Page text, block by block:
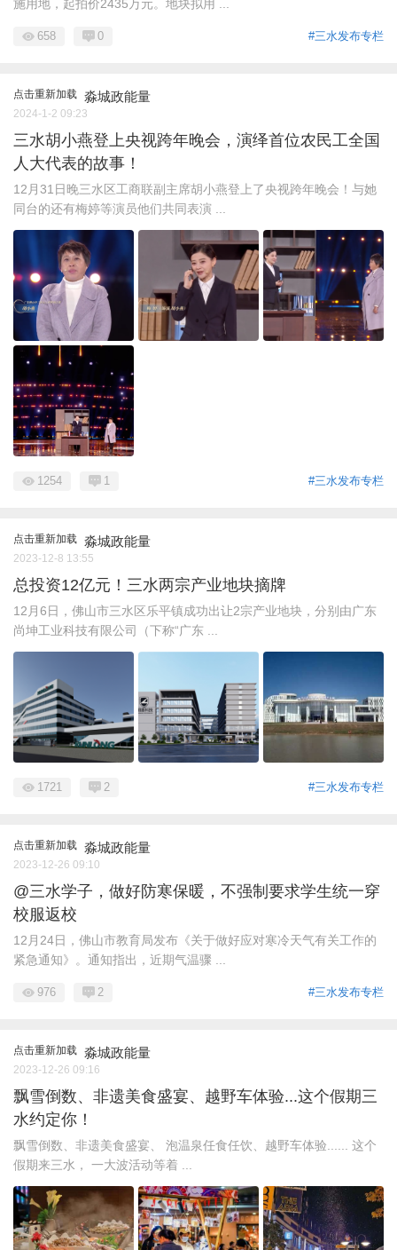
施用地，起拍价2435万元。地块拟用 ...
#三水发布专栏
658 0
点击重新加载 淼城政能量
2024-1-2 09:23
三水胡小燕登上央视跨年晚会，演绎首位农民工全国
人大代表的故事！
12月31日晚三水区工商联副主席胡小燕登上了央视跨年晚会！与她
同台的还有梅婷等演员他们共同表演 ...
#三水发布专栏
1254 1
点击重新加载 淼城政能量
2023-12-8 13:55
总投资12亿元！三水两宗产业地块摘牌
12月6日，佛山市三水区乐平镇成功出让2宗产业地块，分别由广东
尚坤工业科技有限公司（下称“广东 ...
#三水发布专栏
1721 2
点击重新加载 淼城政能量
2023-12-26 09:10
@三水学子，做好防寒保暖，不强制要求学生统一穿
校服返校
12月24日，佛山市教育局发布《关于做好应对寒冷天气有关工作的
紧急通知》。通知指出，近期气温骤 ...
#三水发布专栏
976 2
点击重新加载 淼城政能量
2023-12-26 09:16
飘雪倒数、非遗美食盛宴、越野车体验...这个假期三
水约定你！
飘雪倒数、非遗美食盛宴、 泡温泉任食任饮、越野车体验...... 这个
假期来三水， 一大波活动等着 ...